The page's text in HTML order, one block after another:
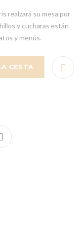
realzará su mesa por
y cucharas están
y menús.
CESTA